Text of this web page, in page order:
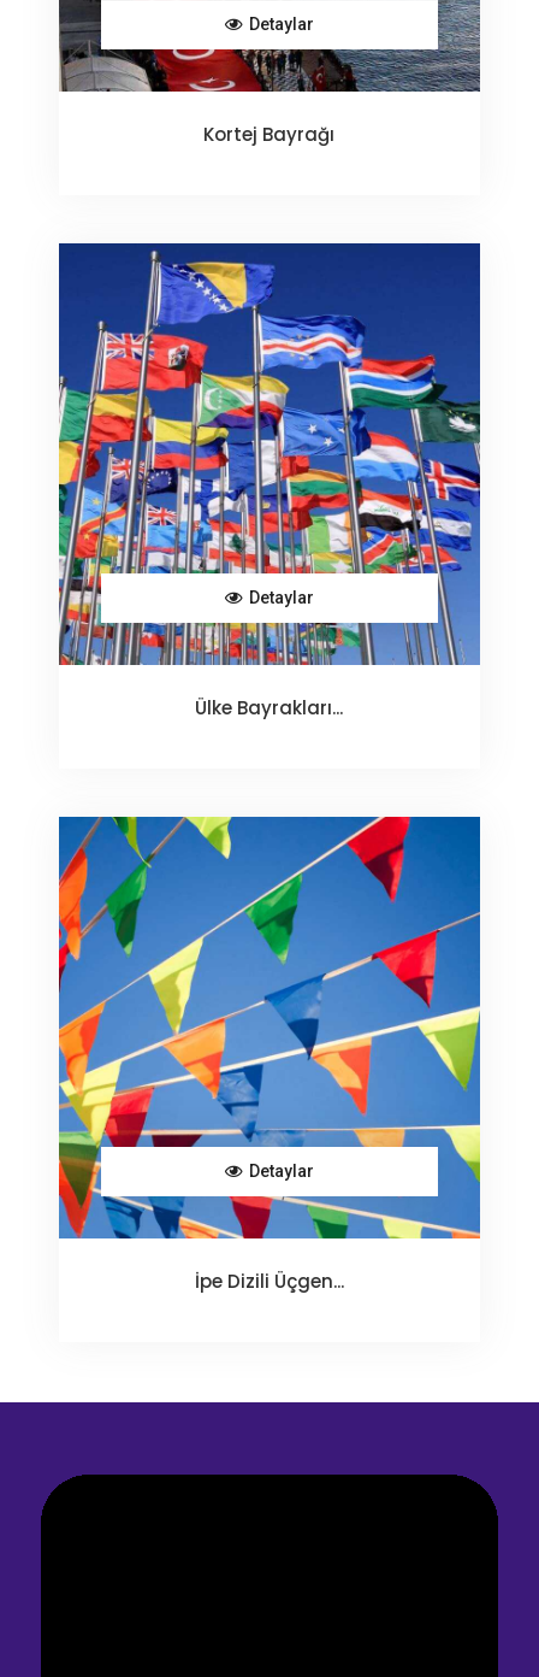
Detaylar
Kortej Bayrağı
Detaylar
Ülke Bayrakları...
Detaylar
İpe Dizili Üçgen...